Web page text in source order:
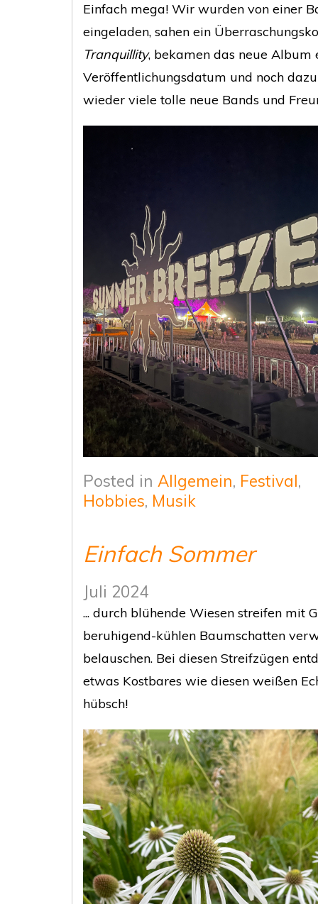
Einfach mega! Wir wurden von einer
eingeladen, sahen ein
Tranquillity, bekamen das neue Album
Veröffentlichungsdatum und noch
wieder viele tolle neue Bands und
Posted in Allgemein, Festival,
Hobbies, Musik
Einfach Sommer
Juli 2024
... durch blühende Wiesen streifen mit
beruhigend-kühlen Baumschatten
belauschen. Bei diesen Streifzügen
etwas Kostbares wie diesen weißen
hübsch!